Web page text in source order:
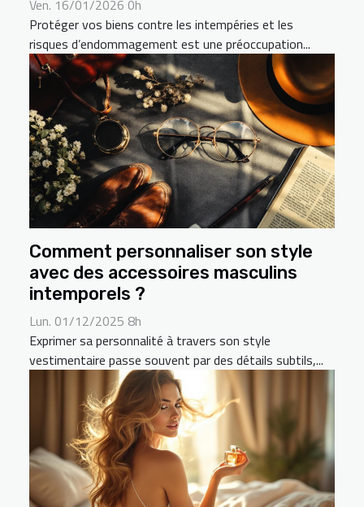
Ven. 16/01/2026 0h
Protéger vos biens contre les intempéries et les
risques d’endommagement est une préoccupation...
Comment personnaliser son style
avec des accessoires masculins
intemporels ?
Lun. 01/12/2025 8h
Exprimer sa personnalité à travers son style
vestimentaire passe souvent par des détails subtils,...